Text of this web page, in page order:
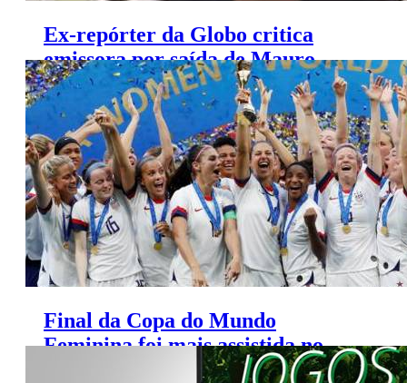
Ex-repórter da Globo critica
emissora por saída de Mauro
Naves
Final da Copa do Mundo
Feminina foi mais assistida no
Brasil do que nos Estados Unidos